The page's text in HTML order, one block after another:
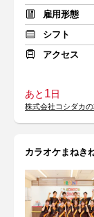
雇用形態
シフト
アクセス
あと 1日
株式会社コシダカ
カラオケまねき